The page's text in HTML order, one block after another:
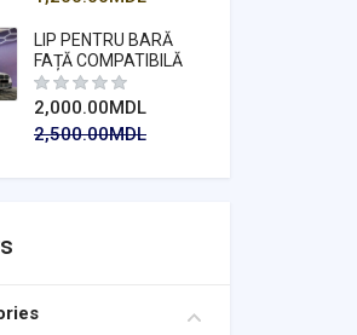
PENTRU SERIA 5 F10
2011-2018
LIP PENTRU BARĂ
FAȚĂ COMPATIBILĂ
PENTRU SERIA 5 F10
MT - NEGRU PIAN
2,000.00MDL
2,500.00MDL